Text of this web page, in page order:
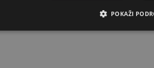
POKAŽI